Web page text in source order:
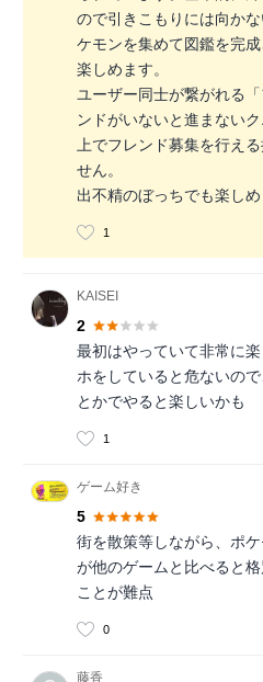
ので引きこもりには向か
ケモンを集めて図鑑を完
楽しめます。
ユーザー同士が繋がれる
ンドがいないと進まない
上でフレンド募集を行え
せん。
出不精のぼっちでも楽しめ
1
KAISEI
2
最初はやっていて非常に
ホをしていると危ないの
とかでやると楽しいかも
1
ゲーム好き
5
街を散策等しながら、ポ
が他のゲームと比べると
ことが難点
0
藤香